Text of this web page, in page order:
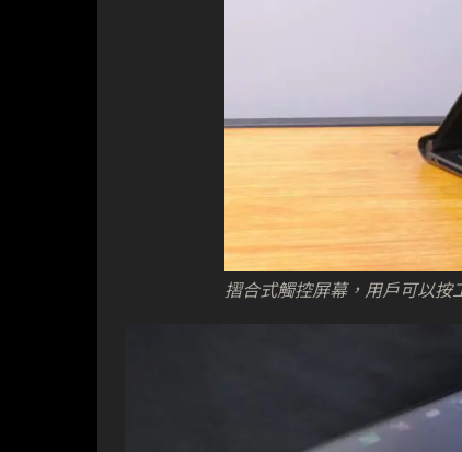
摺合式觸控屏幕，用戶可以按